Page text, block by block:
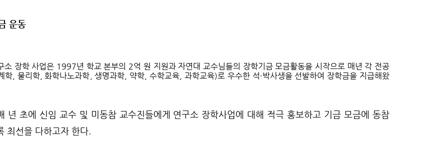
운동
소 장학 사업은 1997년 학교 본부의 2억 원 지원과 자연대 교수님들의 장학기금 모금활동을 시작으로 매년 각 전공
학, 물리학, 화학나노과학, 생명과학, 약학, 수학교육, 과학교육)로 우수한 석·박사생을 선발하여 장학금을 지급해왔
년 초에 신임 교수 및 미동참 교수진들에게 연구소 장학사업에 대해 적극 홍보하고 기금 모금에 동참
최선을 다하고자 한다.